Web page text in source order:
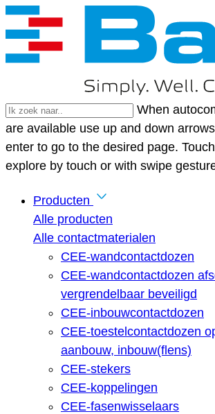
When
are available use up and down
enter to go to the desired page.
explore by touch or with swipe
Producten
Alle producten
Alle contactmaterialen
CEE-wandcontactdozen
CEE-wandcontactdozen
vergrendelbaar beveiligd
CEE-inbouwcontactdozen
CEE-toestelcontactdozen
aanbouw, inbouw(flens)
CEE-stekers
CEE-koppelingen
CEE-fasenwisselaars